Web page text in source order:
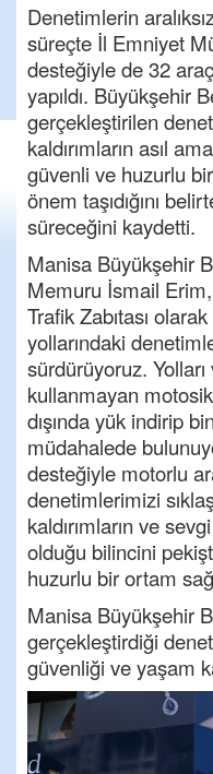
Denetimlerin
süreçte İl Emniyet
desteğiyle de 32
yapıldı. Büyükşehir
gerçekleştirilen
kaldırımların asıl
güvenli ve huzurlu
önem taşıdığını
süreceğini kaydetti.
Manisa Büyükşehir
Memuru İsmail Erim,
Trafik Zabıtası
yollarındaki
sürdürüyoruz. Yolları
kullanmayan
dışında yük indirip
müdahalede
desteğiyle motorlu
denetimlerimizi
kaldırımların ve
olduğu bilincini
huzurlu bir ortam
Manisa Büyükşehir
gerçekleştirdiği
güvenliği ve yaşam